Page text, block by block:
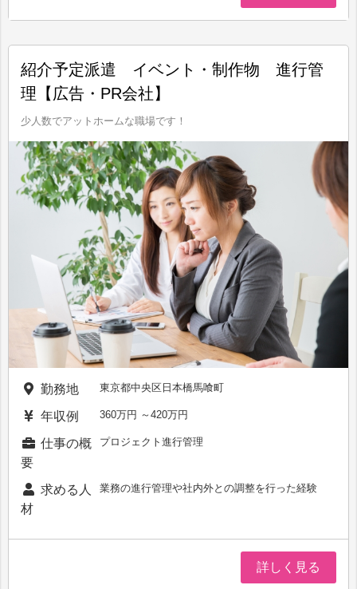
紹介予定派遣 イベント・制作物 進行管
理【広告・PR会社】
少人数でアットホームな職場です！
勤務地 東京都中央区日本橋馬喰町
年収例 360万円 ～420万円
仕事の概
要
プロジェクト進行管理
求める人
材
業務の進行管理や社内外との調整を行った経験
詳しく見る